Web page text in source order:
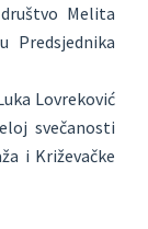
Melita
Predsjednika
Lovreković
svečanosti
i Križevačke